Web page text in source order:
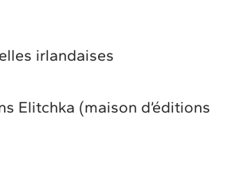
irlandaises
Elitchka (maison d’éditions